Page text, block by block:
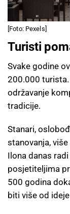
[Foto: Pexels]
Turisti
Svake godine
200.000
održavanje
tradicije.
Stanari,
stanovanja,
Ilona danas
posjetiteljima
500 godina
biti više od